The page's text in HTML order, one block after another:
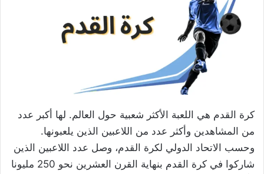
كرة القدم هي اللعبة الأكثر شعبية حول العالم. لها أكبر عدد
من المشاهدين وأكثر عدد من اللاعبين الذين يلعبونها.
وحسب الاتحاد الدولي لكرة القدم، وصل عدد اللاعبين الذين
شاركوا في كرة القدم بنهاية القرن العشرين نحو 250 مليونا